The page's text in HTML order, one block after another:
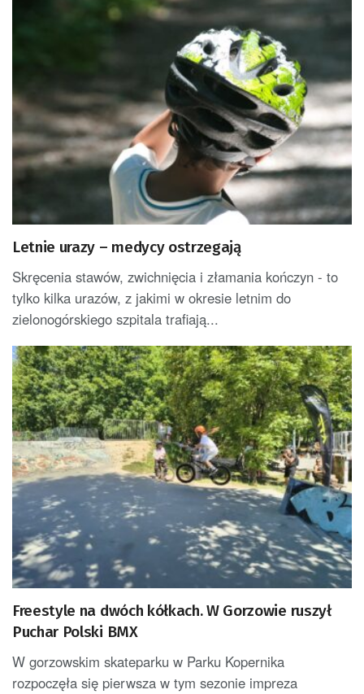
Letnie urazy – medycy ostrzegają
Skręcenia stawów, zwichnięcia i złamania kończyn - to
tylko kilka urazów, z jakimi w okresie letnim do
zielonogórskiego szpitala trafiają...
Freestyle na dwóch kółkach. W Gorzowie ruszył
Puchar Polski BMX
W gorzowskim skateparku w Parku Kopernika
rozpoczęła się pierwsza w tym sezonie impreza